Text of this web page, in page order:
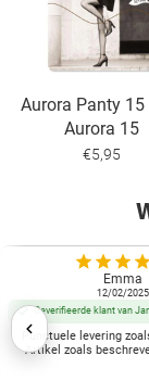
Aurora Panty 15
Aurora 15
€5,95
Emma
12/02/2025
Geverifieerde klant van
Punctuele levering
Artikel zoals